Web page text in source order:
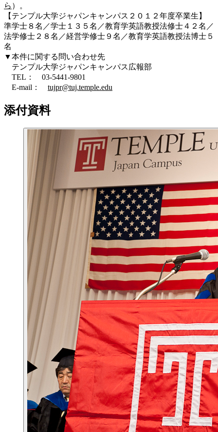
ら ）。
【テンプル大学ジャパンキャンパス２０１２年度卒業生】
準学士８名／学士１３５名／教育学英語教授法修士４２名／
法学修士２８名／経営学修士９名／教育学英語教授法博士５
名
▼本件に関する問い合わせ先
テンプル大学ジャパンキャンパス広報部
TEL： 03-5441-9801
E-mail： tujpr@tuj.temple.edu
添付資料